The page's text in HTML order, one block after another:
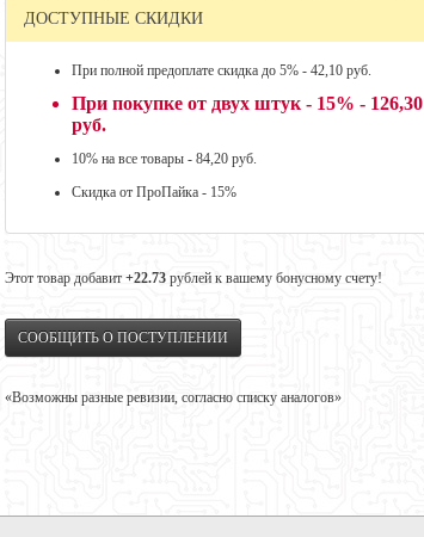
ДОСТУПНЫЕ СКИДКИ
При полной предоплате скидка до 5% - 42,10 руб.
При покупке от двух штук - 15% - 126,30
руб.
10% на все товары - 84,20 руб.
Скидка от ПроПайка - 15%
Этот товар добавит +22.73 рублей к вашему бонусному счету!
СООБЩИТЬ О ПОСТУПЛЕНИИ
«Возможны разные ревизии, согласно списку аналогов»